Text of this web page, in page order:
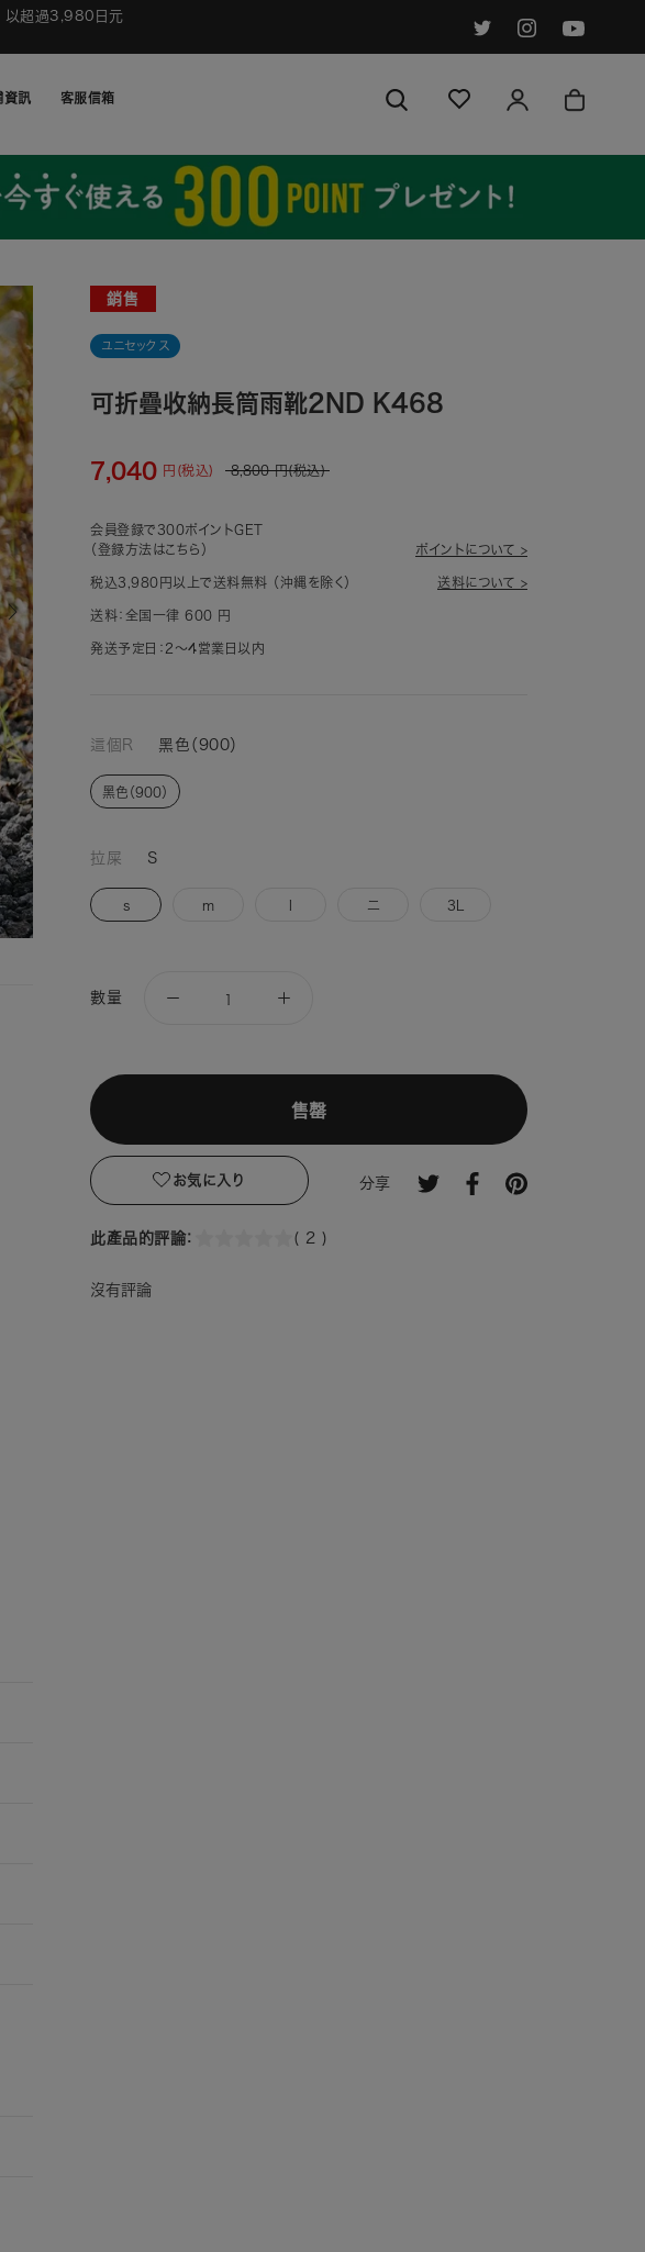
以超過3,980日元
資訊 客服信箱
銷售
ユニセックス
可折疊收納長筒雨靴2ND K468
7,040 円(税込) 8,800 円(税込)
会員登録で300ポイントGET
（登録方法はこちら）
ポイントについて >
税込3,980円以上で送料無料 （沖縄を除く） 送料について >
送料：全国一律 600 円
発送予定日：2～4営業日以内
這個R 黑色（900）
黑色（900）
拉屎 S
s m 二 3L
數量
售罄
お気に入り 分享
此產品的評論： ( 2 )
沒有評論